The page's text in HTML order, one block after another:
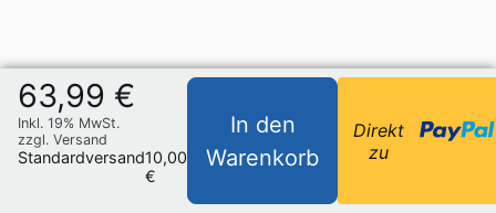
63,99 €
Inkl. 19% MwSt.
zzgl. Versand
Standardversand10,00
€
In den
Warenkorb
Direkt
zu